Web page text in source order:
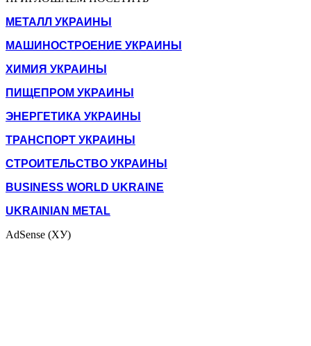
МЕТАЛЛ УКРАИНЫ
МАШИНОСТРОЕНИЕ УКРАИНЫ
ХИМИЯ УКРАИНЫ
ПИЩЕПРОМ УКРАИНЫ
ЭНЕРГЕТИКА УКРАИНЫ
ТРАНСПОРТ УКРАИНЫ
СТРОИТЕЛЬСТВО УКРАИНЫ
BUSINESS WORLD UKRAINE
UKRAINIAN METAL
AdSense (ХУ)